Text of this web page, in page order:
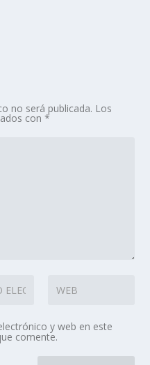
no será publicada. Los
con*
y web en este
comente.